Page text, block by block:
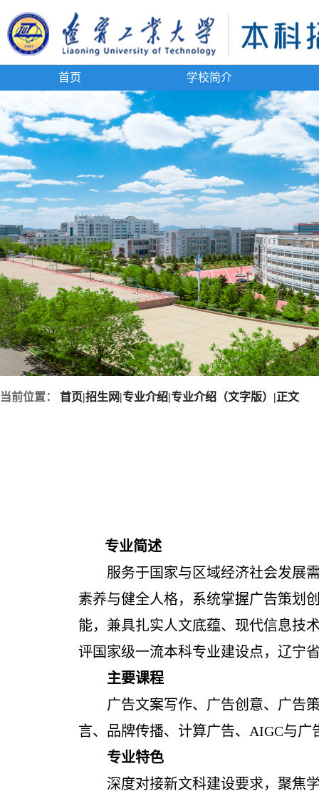
首页 学校简介
当前位置： 首页|招生网|专业介绍|专业介绍（文字版） |正文
专业简述
服务于国家与区域经济社会发展
素养与健全人格，系统掌握广告策划
能，兼具扎实人文底蕴、现代信息技
评国家级一流本科专业建设点，辽宁
主要课程
广告文案写作、广告创意、广告
言、品牌传播、计算广告、AIGC与广
专业特色
深度对接新文科建设要求，聚焦